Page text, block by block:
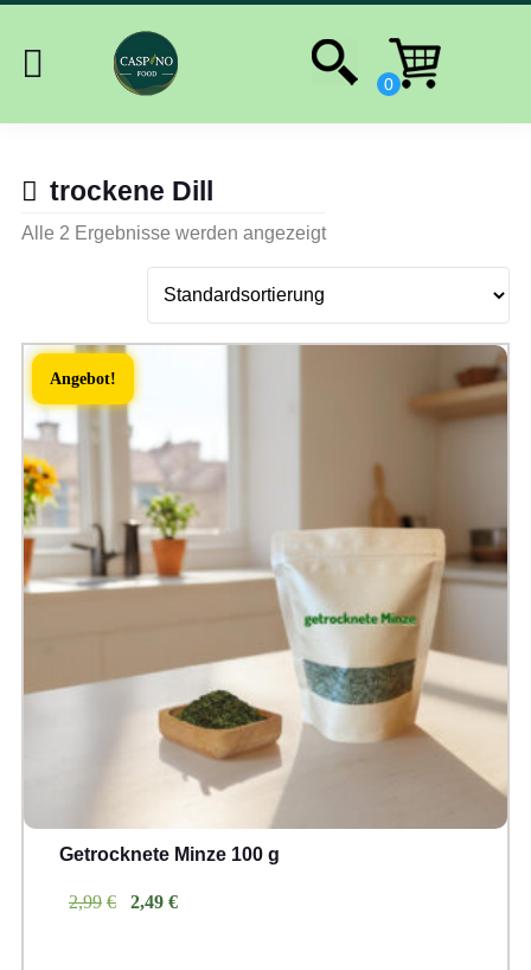
trockene Dill
Alle 2 Ergebnisse werden angezeigt
Angebot!
Getrocknete Minze 100 g
€
2,99
Ursprünglicher
€
2,49
Aktueller